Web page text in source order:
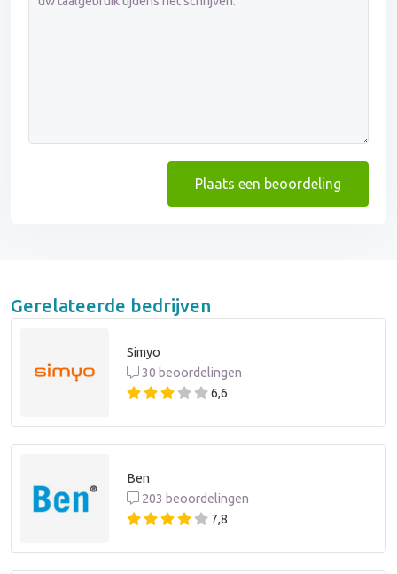
Plaats een beoordeling
Gerelateerde bedrijven
Simyo
30 beoordelingen
6,6
Ben
203 beoordelingen
7,8